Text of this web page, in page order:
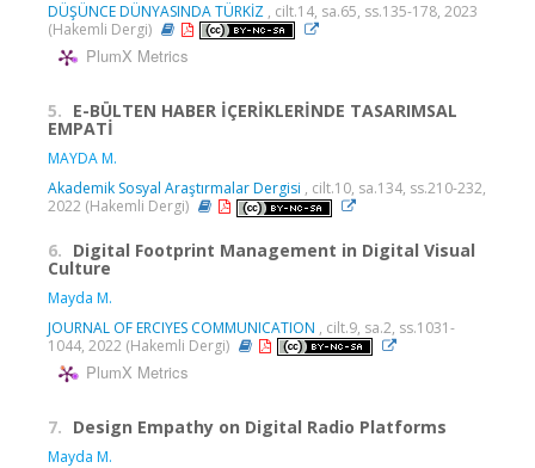
DÜŞÜNCE DÜNYASINDA TÜRKİZ , cilt.14, sa.65, ss.135-178, 2023
(Hakemli Dergi)
PlumX Metrics
5. E-BÜLTEN HABER İÇERİKLERİNDE TASARIMSAL
EMPATİ
MAYDA M.
Akademik Sosyal Araştırmalar Dergisi , cilt.10, sa.134, ss.210-232,
2022 (Hakemli Dergi)
6. Digital Footprint Management in Digital Visual
Culture
Mayda M.
JOURNAL OF ERCIYES COMMUNICATION , cilt.9, sa.2, ss.1031-
1044, 2022 (Hakemli Dergi)
PlumX Metrics
7. Design Empathy on Digital Radio Platforms
Mayda M.